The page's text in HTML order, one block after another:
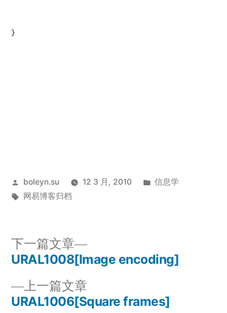
}
发
布
boleyn.su 12 3 月, 2010
发
信息学
标
网易博客归档
文
章 上一篇文章
一
URAL1006[Square frames]
下一篇文章
下
一
章：
URAL1008[Image encoding]